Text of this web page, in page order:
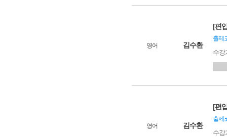
영어 김수환
[편
출제
수
영어 김수환
[편
출제
수